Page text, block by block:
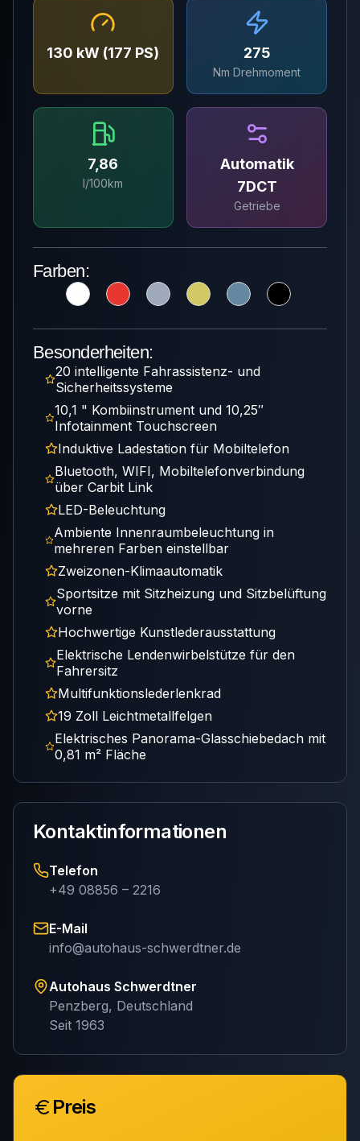
130 kW (177 PS) 275
Nm Drehmoment
7,86
l/100km
Automatik
7DCT
Getriebe
Farben:
Besonderheiten:
20 intelligente Fahrassistenz- und
Sicherheitssysteme
10,1 " Kombiinstrument und 10,25″
Infotainment Touchscreen
Induktive Ladestation für Mobiltelefon
Bluetooth, WIFI, Mobiltelefonverbindung
über Carbit Link
LED-Beleuchtung
Ambiente Innenraumbeleuchtung in
mehreren Farben einstellbar
Zweizonen-Klimaautomatik
Sportsitze mit Sitzheizung und Sitzbelüftung
vorne
Hochwertige Kunstlederausstattung
Elektrische Lendenwirbelstütze für den
Fahrersitz
Multifunktionslederlenkrad
19 Zoll Leichtmetallfelgen
Elektrisches Panorama-Glasschiebedach mit
0,81 m² Fläche
Kontaktinformationen
Telefon
+49 08856 – 2216
E-Mail
info@autohaus-schwerdtner.de
Autohaus Schwerdtner
Penzberg, Deutschland
Seit 1963
Preis